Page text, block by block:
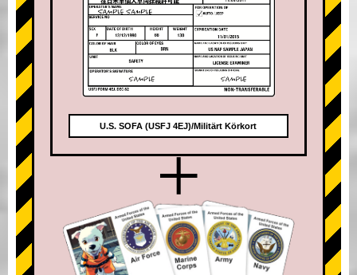
U.S. SOFA (USFJ 4EJ)/Militärt Körkort
+